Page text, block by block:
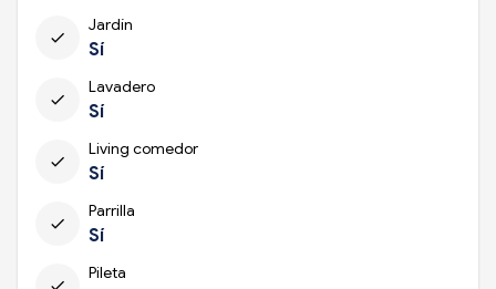
check
Jardín
Sí
check
Lavadero
Sí
check
Living comedor
Sí
check
Parrilla
Sí
check
Pileta